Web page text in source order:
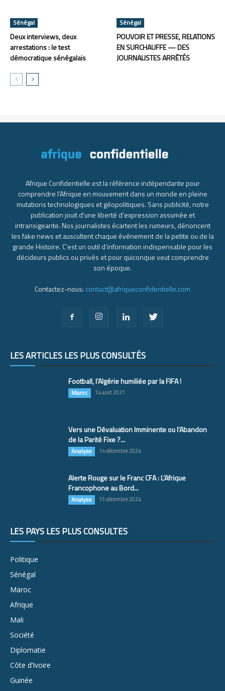
Sénégal
Deux interviews, deux
arrestations : le test
démocratique sénégalais
Sénégal
POUVOIR ET PRESSE, RELATIONS
EN SURCHAUFFE — DES
JOURNALISTES ARRÊTÉS
Afrique Confidentielle est la référence indépendante pour
comprendre l’Afrique en mouvement dans un monde en pleine
mutations technologiques et géopolitiques. Sans publicité, notre
publication jouit d’une liberté d’expression assumée et
intransigeante. Nos journalistes écartent les rumeurs, dénoncent
les fake news et auscultent chaque événement de la petite ou de la
grande Histoire. C’est un outil d’information indispensable pour les
décideurs publics ou privés et pour quiconque veut comprendre
son époque.
Contactez-nous: contact@afriqueconfidentielle.com
LES ARTICLES LES PLUS CONSULTÉS
Football, l’Algérie humiliée par la FIFA !
Maroc 14 août 2021
Vers une Dévaluation Imminente ou l’Abandon
de la Parité Fixe ?...
Analyse 14 décembre 2024
Alerte Rouge sur le Franc CFA : L’Afrique
Francophone au Bord...
Analyse 15 décembre 2024
LES PAYS LES PLUS CONSULTÉS
Politique
Sénégal
Maroc
Afrique
Mali
Société
Diplomatie
Côte d’Ivoire
Guinée